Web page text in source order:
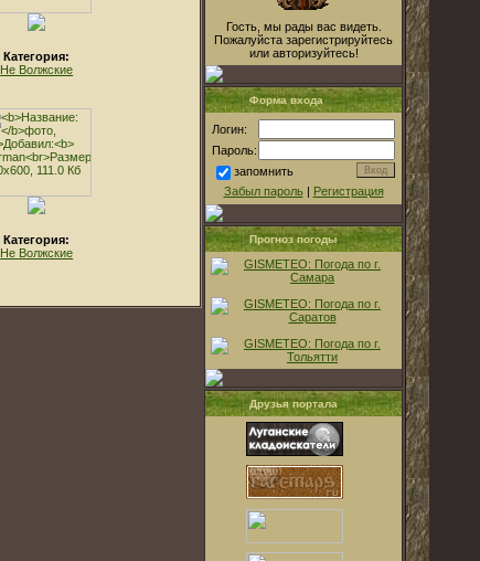
Категория:
Не Волжские
Категория:
Не Волжские
Гость, мы рады вас видеть.
Пожалуйста зарегистрируйтесь
или авторизуйтесь!
Форма входа
Логин:
Пароль:
запомнить
Забыл пароль| Регистрация
Прогноз погоды
Друзья портала